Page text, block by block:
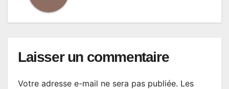
Laisser un commentaire
Votre adresse e-mail ne sera pas publiée. Les